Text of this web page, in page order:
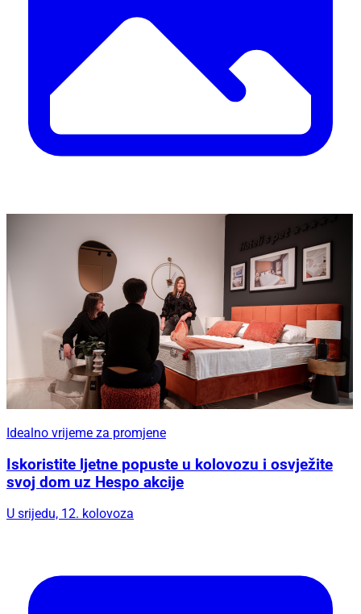
Idealno vrijeme za promjene
Iskoristite ljetne popuste u kolovozu i osvježite
svoj dom uz Hespo akcije
U srijedu, 12. kolovoza